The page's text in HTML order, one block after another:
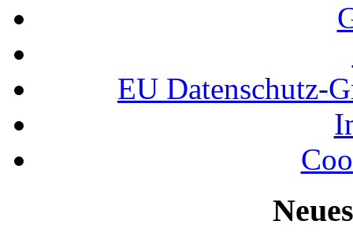
EU Datenschutz-